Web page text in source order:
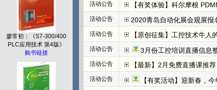
廖常初：《S7-300/400
PLC应用技术 第4版》
购书链接
活动公告 【有奖体验】科尔摩根
活动公告 2020青岛自动化展会观展报名
活动公告 【原创征集】工控技术牛
活动公告 3月份工控培训直播信息整
活动公告 【最新】2月免费直播课推
活动公告 【有奖活动】迎新春，